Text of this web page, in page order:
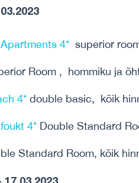
4* superior
Room , hommiku ja
4* double basic, kõik
4* Double Standard
Standard Room, kõik